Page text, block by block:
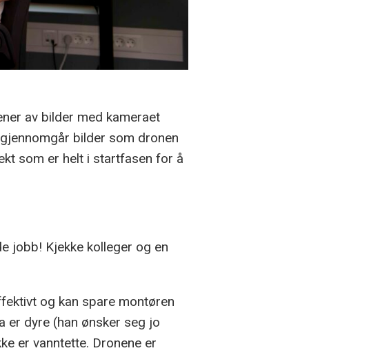
av bilder med kameraet
bilder som dronen
som er helt i startfasen for å
jobb! Kjekke kolleger og en
og kan spare montøren
er dyre (han ønsker seg jo
er vanntette. Dronene er